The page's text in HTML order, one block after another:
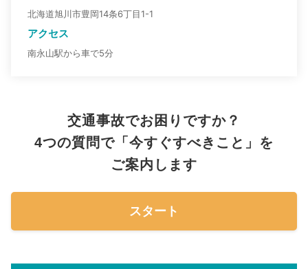
北海道旭川市豊岡14条6丁目1-1
アクセス
南永山駅から車で5分
交通事故でお困りですか？
4つの質問で「今すぐすべきこと」を
ご案内します
スタート